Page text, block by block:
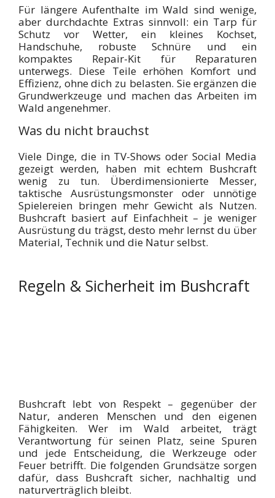
Für längere Aufenthalte im Wald sind wenige,
aber durchdachte Extras sinnvoll: ein Tarp für
Schutz vor Wetter, ein kleines Kochset,
Handschuhe, robuste Schnüre und ein
kompaktes Repair-Kit für Reparaturen
unterwegs. Diese Teile erhöhen Komfort und
Effizienz, ohne dich zu belasten. Sie ergänzen die
Grundwerkzeuge und machen das Arbeiten im
Wald angenehmer.
Was du nicht brauchst
Viele Dinge, die in TV-Shows oder Social Media
gezeigt werden, haben mit echtem Bushcraft
wenig zu tun. Überdimensionierte Messer,
taktische Ausrüstungsmonster oder unnötige
Spielereien bringen mehr Gewicht als Nutzen.
Bushcraft basiert auf Einfachheit – je weniger
Ausrüstung du trägst, desto mehr lernst du über
Material, Technik und die Natur selbst.
Regeln & Sicherheit im Bushcraft
Bushcraft lebt von Respekt – gegenüber der
Natur, anderen Menschen und den eigenen
Fähigkeiten. Wer im Wald arbeitet, trägt
Verantwortung für seinen Platz, seine Spuren
und jede Entscheidung, die Werkzeuge oder
Feuer betrifft. Die folgenden Grundsätze sorgen
dafür, dass Bushcraft sicher, nachhaltig und
naturverträglich bleibt.